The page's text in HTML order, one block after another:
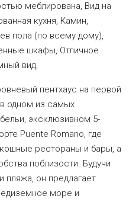
меблирована, Вид на
кухня, Камин,
пола (по всему дому),
шкафы, Отличное
вид,
пентхаус на первой
одном из самых
эксклюзивном 5-
Puente Romano, где
рестораны и бары, а
поблизости. Будучи
пляжа, он предлагает
море и